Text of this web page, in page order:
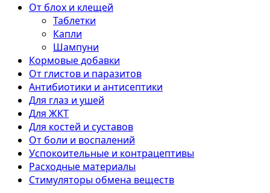
От блох и клещей
Таблетки
Капли
Шампуни
Кормовые добавки
От глистов и паразитов
Антибиотики и антисептики
Для глаз и ушей
Для ЖКТ
Для костей и суставов
От боли и воспалений
Успокоительные и контрацептивы
Расходные материалы
Стимуляторы обмена веществ